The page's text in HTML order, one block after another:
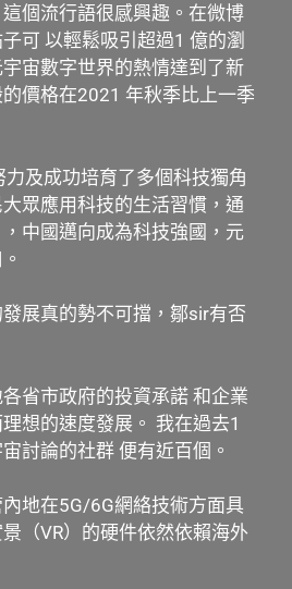
這個流行語很感興趣。在微博
可 以輕鬆吸引超過1 億的瀏
宙數字世界的熱情達到了新
價格在2021 年秋季比上一季
及成功培育了多個科技獨角
眾應用科技的生活習慣，通
中國邁向成為科技強國，元
展真的勢不可擋，鄒sir有否
省市政府的投資承諾 和企業
想的速度發展。 我在過去1
討論的社群 便有近百個。
地在5G/6G網絡技術方面具
（VR）的硬件依然依賴海外